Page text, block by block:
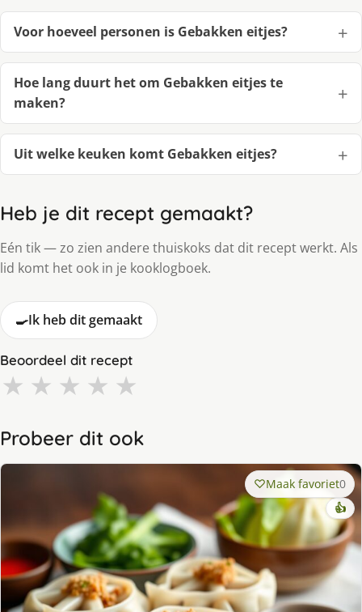
Voor hoeveel personen is Gebakken eitjes?
Hoe lang duurt het om Gebakken eitjes te
maken?
Uit welke keuken komt Gebakken eitjes?
Heb je dit recept gemaakt?
Eén tik — zo zien andere thuiskoks dat dit recept werkt. Als
lid komt het ook in je kooklogboek.
🍳Ik heb dit gemaakt
Beoordeel dit recept
★ ★ ★ ★ ★
Probeer dit ook
Maak favoriet0
👍